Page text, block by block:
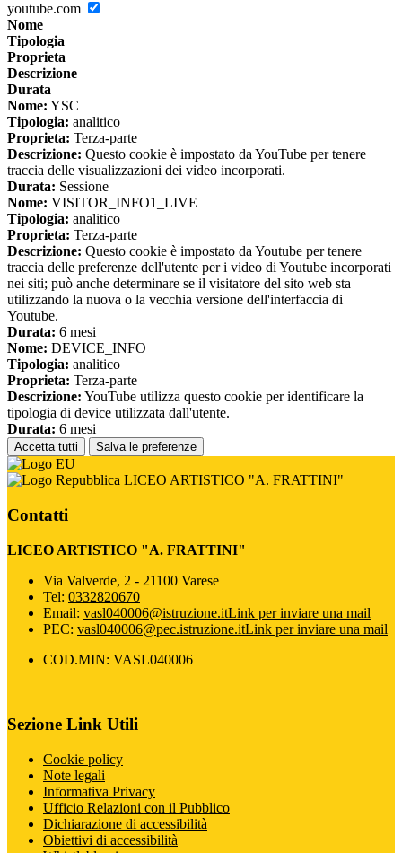
youtube.com
Nome
Tipologia
Proprieta
Descrizione
Durata
Nome: YSC
Tipologia: analitico
Proprieta: Terza-parte
Descrizione: Questo cookie è impostato da YouTube per tenere
traccia delle visualizzazioni dei video incorporati.
Durata: Sessione
Nome: VISITOR_INFO1_LIVE
Tipologia: analitico
Proprieta: Terza-parte
Descrizione: Questo cookie è impostato da Youtube per tenere
traccia delle preferenze dell'utente per i video di Youtube incorporati
nei siti; può anche determinare se il visitatore del sito web sta
utilizzando la nuova o la vecchia versione dell'interfaccia di
Youtube.
Durata: 6 mesi
Nome: DEVICE_INFO
Tipologia: analitico
Proprieta: Terza-parte
Descrizione: YouTube utilizza questo cookie per identificare la
tipologia di device utilizzata dall'utente.
Durata: 6 mesi
Accetta tutti Salva le preferenze
LICEO ARTISTICO "A. FRATTINI"
Contatti
LICEO ARTISTICO "A. FRATTINI"
Via Valverde, 2 - 21100 Varese
Tel: 0332820670
Email: vasl040006@istruzione.itLink per inviare una mail
PEC: vasl040006@pec.istruzione.itLink per inviare una mail
COD.MIN: VASL040006
Sezione Link Utili
Cookie policy
Note legali
Informativa Privacy
Ufficio Relazioni con il Pubblico
Dichiarazione di accessibilità
Obiettivi di accessibilità